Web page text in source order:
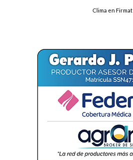
Clima en Firmat